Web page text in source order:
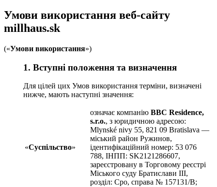
Умови використання веб-сайту
millhaus.sk
(«Умови використання»)
1. Вступні положення та визначення
Для цілей цих Умов використання терміни, визначені
нижче, мають наступні значення:
«Суспільство»
означає компанію BBC Residence,
s.r.o., з юридичною адресою:
Mlynské nivy 55, 821 09 Bratislava —
міський район Ружинов,
ідентифікаційний номер: 53 076
788, IНПП: SK2121286607,
зареєстровану в Торговому реєстрі
Міського суду Братислави III,
розділ: Сро, справа № 157131/B;